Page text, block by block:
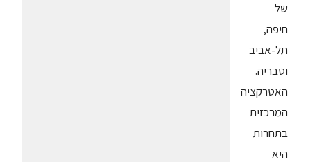
של
חיפה,
תל-אביב
וטבריה.
האטרקציה
המרכזית
בתחרות
היא